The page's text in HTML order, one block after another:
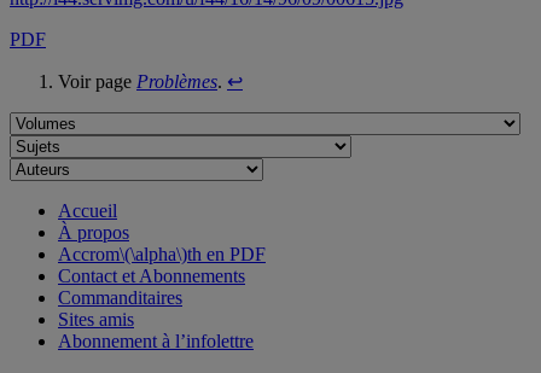
PDF
Voir page Problèmes. ↩
Accueil
À propos
Accrom\(\alpha\)th en PDF
Contact et Abonnements
Commanditaires
Sites amis
Abonnement à l’infolettre